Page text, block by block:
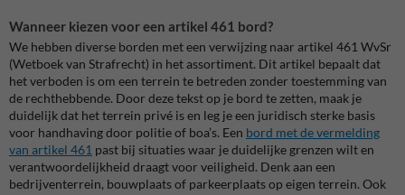
Wanneer kiezen voor een artikel 461 bord?
We hebben diverse borden met een verwijzing naar artikel 461 WvSr
(Wetboek van Strafrecht) in het assortiment. Dit artikel bepaalt dat
het verboden is om een terrein te betreden zonder toestemming van
de rechthebbende. Door deze tekst op je bord te zetten, maak je
duidelijk dat het terrein privé is en leg je een juridisch sterke basis
voor handhaving door politie of boa’s. Een bord met de vermelding
van artikel 461 past bij situaties waar je duidelijke grenzen wilt en
verantwoordelijkheid draagt voor veiligheid. Denk aan een
bedrijventerrein, bouwplaats of parkeerplaats op eigen terrein. Ook